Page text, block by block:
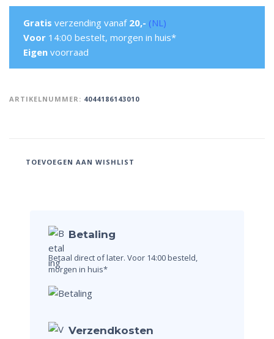
Gratis verzending vanaf 20,- (NL)
Voor 14:00 bestelt, morgen in huis*
Eigen voorraad
ARTIKELNUMMER: 4044186143010
TOEVOEGEN AAN WISHLIST
Betaling
Betaal direct of later. Voor 14:00 besteld,
morgen in huis*
Verzendkosten